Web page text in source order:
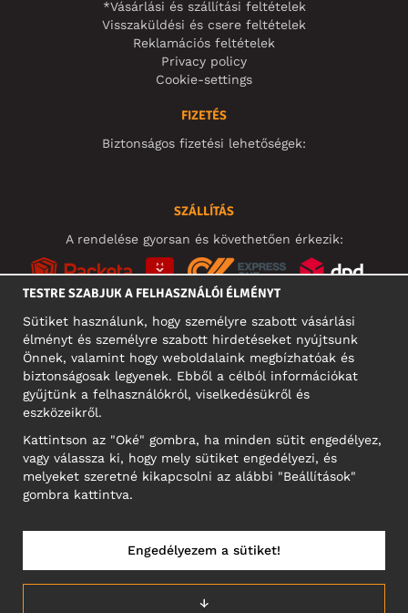
*Vásárlási és szállítási feltételek
Visszaküldési és csere feltételek
Reklamációs feltételek
Privacy policy
Cookie-settings
FIZETÉS
Biztonságos fizetési lehetőségek:
SZÁLLÍTÁS
A rendelése gyorsan és követhetően érkezik:
KÖZÖSSÉGI MÉDIA
Motley Denim Europe OÜ
Narva mnt 5, EE-10117 Tallinn
Reg: 12356245
MAGYARORSZÁG/MAGYAR
TESTRE SZABJUK A FELHASZNÁLÓI ÉLMÉNYT
Sütiket használunk, hogy személyre szabott vásárlási
élményt és személyre szabott hirdetéseket nyújtsunk
Önnek, valamint hogy weboldalaink megbízhatóak és
biztonságosak legyenek. Ebből a célból információkat
gyűjtünk a felhasználókról, viselkedésükről és
eszközeikről.
Kattintson az "Oké" gombra, ha minden sütit engedélyez,
vagy válassza ki, hogy mely sütiket engedélyezi, és
melyeket szeretné kikapcsolni az alábbi "Beállítások"
gombra kattintva.
↓
Engedélyezem a sütiket!